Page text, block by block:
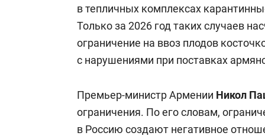
в тепличных комплексах
Только за 2026 год таких случаев
ограничение на ввоз плодов
с нарушениями при поставках
Премьер-министр Армении Никол
ограничения. По его словам,
в Россию создают негативное